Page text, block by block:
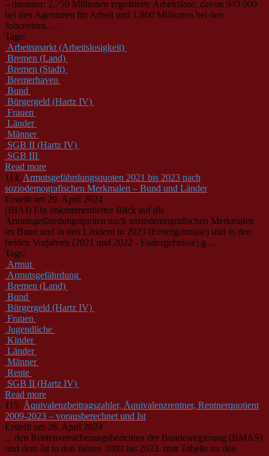
– darunter: 2,750 Millionen registrierte Arbeitslose, davon 949.000
bei den Agenturen für Arbeit und 1,800 Millionen bei den
Jobcentern. ...
Tags:
Arbeitsmarkt (Arbeitslosigkeit)
Bremen (Land)
Bremen (Stadt)
Bremerhaven
Bund
Bürgergeld (Hartz IV)
Frauen
Länder
Männer
SGB II (Hartz IV)
SGB III
Read more
114. Armutsgefährdungsquoten 2021 bis 2023 nach
soziodemografischen Merkmalen – Bund und Länder
Erstellt am 29. April 2024
(BIAJ) Ein unkommentierter Blick auf die
Armutsgefährdungsquoten nach soziodemografischen Merkmalen
im Bund und in den Ländern in 2023 (Erstergebnisse) und in den
beiden Vorjahren (2021 und 2022 - Endergebnisse) g ...
Tags:
Armut
Armutsgefährdung
Bremen (Land)
Bund
Bürgergeld (Hartz IV)
Frauen
Jugendliche
Kinder
Länder
Männer
Rente
SGB II (Hartz IV)
Read more
115. Äquivalenzbeitragszahler, Äquivalenzrentner, Rentnerquotient
2009-2023 – vorausberechnet und Ist
Erstellt am 28. April 2024
... den Rentenversicherungsberichten der Bundesregierung (BMAS)
und dem Ist in den Jahren 2009 bis 2023. (mit Tabelle zu den